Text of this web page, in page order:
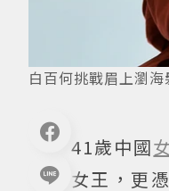
白百何挑戰眉上瀏
41歲中國
女王，更